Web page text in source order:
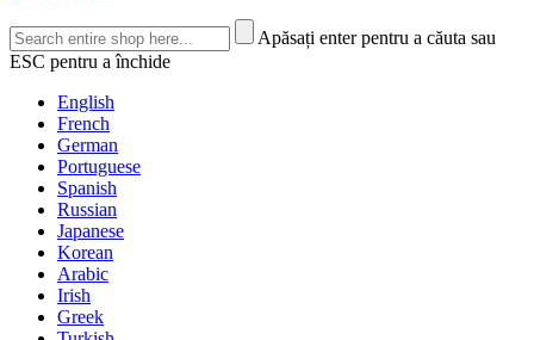
Apăsați enter pentru a căuta sau
ESC pentru a închide
English
French
German
Portuguese
Spanish
Russian
Japanese
Korean
Arabic
Irish
Greek